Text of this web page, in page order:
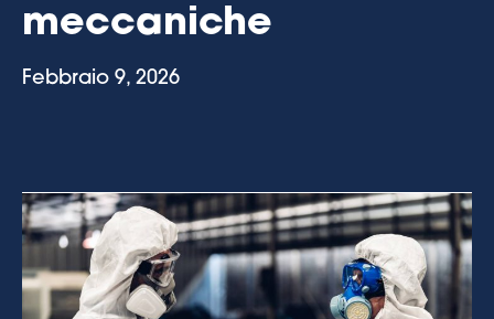
meccaniche
Febbraio 9, 2026